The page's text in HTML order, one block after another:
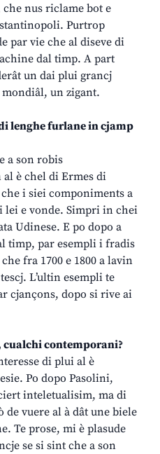
nus riclame bot e
Purtrop
par vie che al diseve di
dal timp. A part
un dai plui grancj
un zigant.
lenghe furlane in cjamp
a son robis
è chel di Ermes di
i siei componiments a
lei e vonde. Simpri in chei
Udinese. E po dopo a
timp, par esempli i fradis
fra 1700 e 1800 a lavin
L’ultin esempli te
cjançons, dopo si rive ai
contemporani?
di plui al è
Po dopo Pasolini,
inteletualisim, ma di
vuere al à dât une biele
Te prose, mi è plasude
se si sint che a son